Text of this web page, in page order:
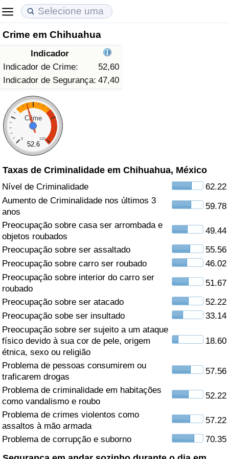
Crime em Chihuahua
Indicador
Indicador de Crime:
52,60
Indicador de Segurança: 47,40
Crime
0 120
52.6
Taxas de Criminalidade em Chihuahua, México
Nível de Criminalidade
62.22
Aumento de Criminalidade nos últimos 3
anos
59.78
Preocupação sobre casa ser arrombada e
objetos roubados
49.44
Preocupação sobre ser assaltado
55.56
Preocupação sobre carro ser roubado
46.02
Preocupação sobre interior do carro ser
roubado
51.67
Preocupação sobre ser atacado
52.22
Preocupação sobe ser insultado
33.14
Preocupação sobre ser sujeito a um ataque
físico devido à sua cor de pele, origem
étnica, sexo ou religião
18.60
Problema de pessoas consumirem ou
traficarem drogas
57.56
Problema de criminalidade em habitações
como vandalismo e roubo
52.22
Problema de crimes violentos como
assaltos à mão armada
57.22
Problema de corrupção e suborno
70.35
Custo de Vida
Indicador de Custo de Vida (Atual)
Indicador de Custo de Vida
Indicador de Custo de Vida Por País
em Aqaba
Preços de Imóveis
Indicador de Preços de Imóveis (Atual)
Indicador de Preços de Imóveis
Indicador de Preços de Imóveis por País
Qualidade de Vida
Indicador de Qualidade de Vida
Indicador de Qualidade de Vida (Atual)
Índice de qualidade de vida por país
Crime
Taxa do Indicador de Crime (Atual)
Indicador de Crime
Índice de criminalidade por país
Saúde
Indicador de Saúde (Atual)
Indicador de Saúde
Indicador de Saúde por País
Poluição
Indicador de Poluição (Atual)
Índice de poluição
Indicador de Poluição por País
Trânsito